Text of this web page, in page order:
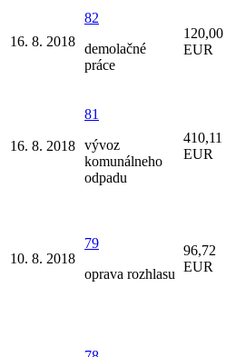
16. 8. 2018
82
demolačné
práce
120,00
EUR
16. 8. 2018
81
vývoz
komunálneho
odpadu
410,11
EUR
10. 8. 2018
79
oprava rozhlasu
96,72
EUR